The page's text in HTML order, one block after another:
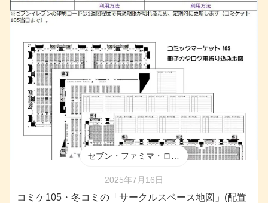
2025年7月16日
コミケ105・冬コミの「サークルスペース地図」(配置